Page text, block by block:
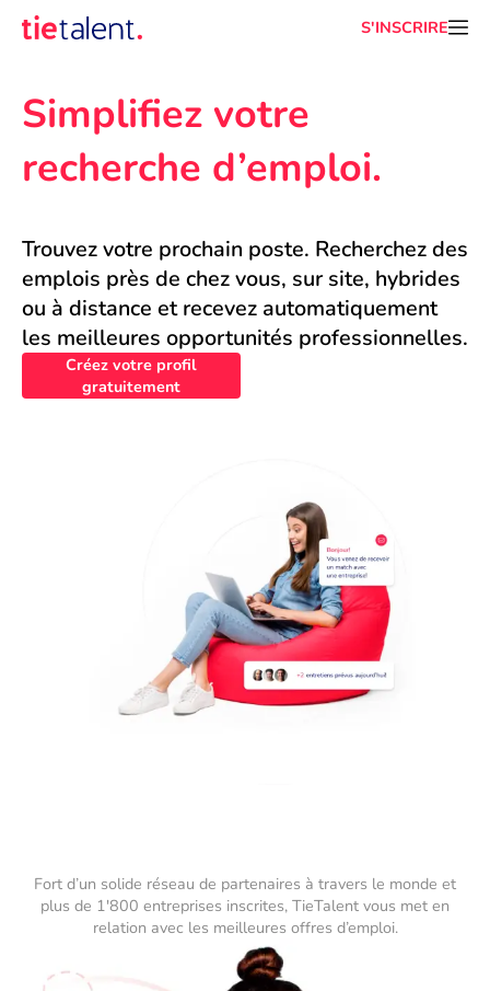
S'INSCRIRE
Simplifiez votre
recherche d’emploi.
Trouvez votre prochain poste. Recherchez des
emplois près de chez vous, sur site, hybrides
ou à distance et recevez automatiquement
les meilleures opportunités professionnelles.
Créez votre profil
gratuitement
Fort d’un solide réseau de partenaires à travers le monde et
plus de 1'800 entreprises inscrites, TieTalent vous met en
relation avec les meilleures offres d’emploi.